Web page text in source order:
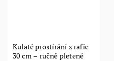
Kulaté prostírání z rafie
30 cm – ručně pletené